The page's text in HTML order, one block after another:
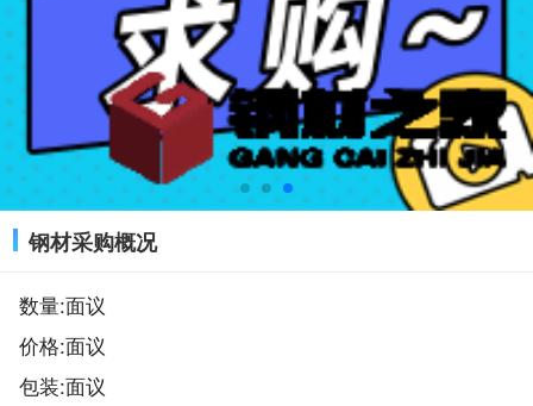
钢材采购概况
数量:面议
价格:面议
包装:面议